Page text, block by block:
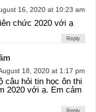
16, 2020 at 10:23 am
chức 2020 với ạ
Reply
18, 2020 at 1:17 pm
câu hỏi tin học ôn thi
2020 với ạ. Em cảm
Reply